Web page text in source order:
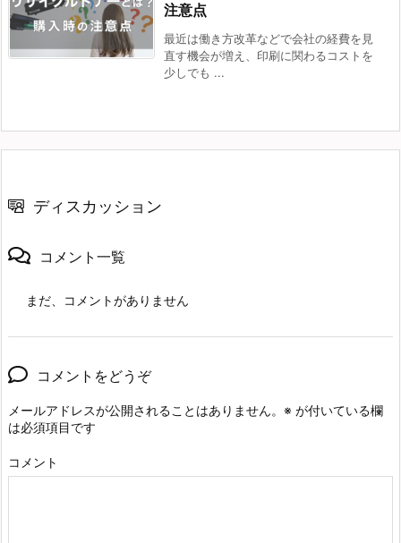
注意点
最近は働き方改革などで会社の経費を見
直す機会が増え、印刷に関わるコストを
少しでも ...
ディスカッション
コメント一覧
まだ、コメントがありません
コメントをどうぞ
メールアドレスが公開されることはありません。 ※ が付いている欄
は必須項目です
コメント